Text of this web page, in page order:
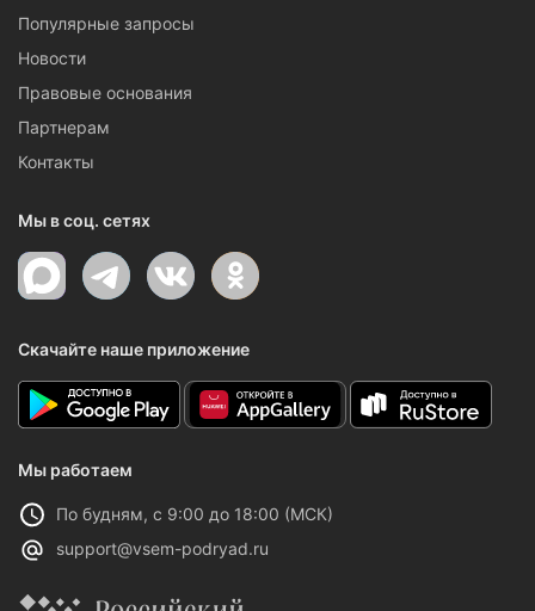
Популярные запросы
Новости
Правовые основания
Партнерам
Контакты
Мы в соц. сетях
Скачайте наше приложение
Мы работаем
По будням, с 9:00 до 18:00 (МСК)
support@vsem-podryad.ru